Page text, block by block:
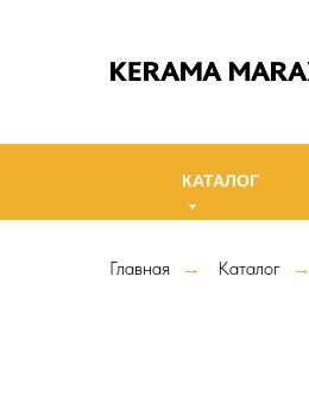
КАТАЛОГ
Главная → Каталог →